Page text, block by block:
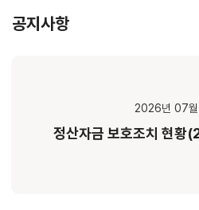
공지사항
2026년 07월
정산자금 보호조치 현